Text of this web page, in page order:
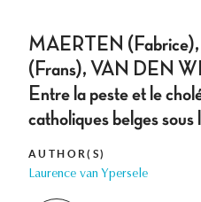
MAERTEN
(Frans), VAN DEN
Entre la peste et le
catholiques belges sous
AUTHOR(S)
Laurence van Ypersele